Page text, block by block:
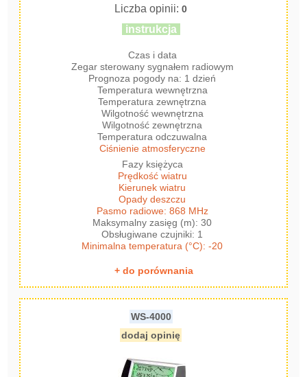
Liczba opinii:0
instrukcja
Czas i data
Zegar sterowany sygnałem radiowym
Prognoza pogody na: 1 dzień
Temperatura wewnętrzna
Temperatura zewnętrzna
Wilgotność wewnętrzna
Wilgotność zewnętrzna
Temperatura odczuwalna
Ciśnienie atmosferyczne
Fazy księżyca
Prędkość wiatru
Kierunek wiatru
Opady deszczu
Pasmo radiowe: 868 MHz
Maksymalny zasięg (m): 30
Obsługiwane czujniki: 1
Minimalna temperatura (°C): -20
+ do porównania
WS-4000
dodaj opinię